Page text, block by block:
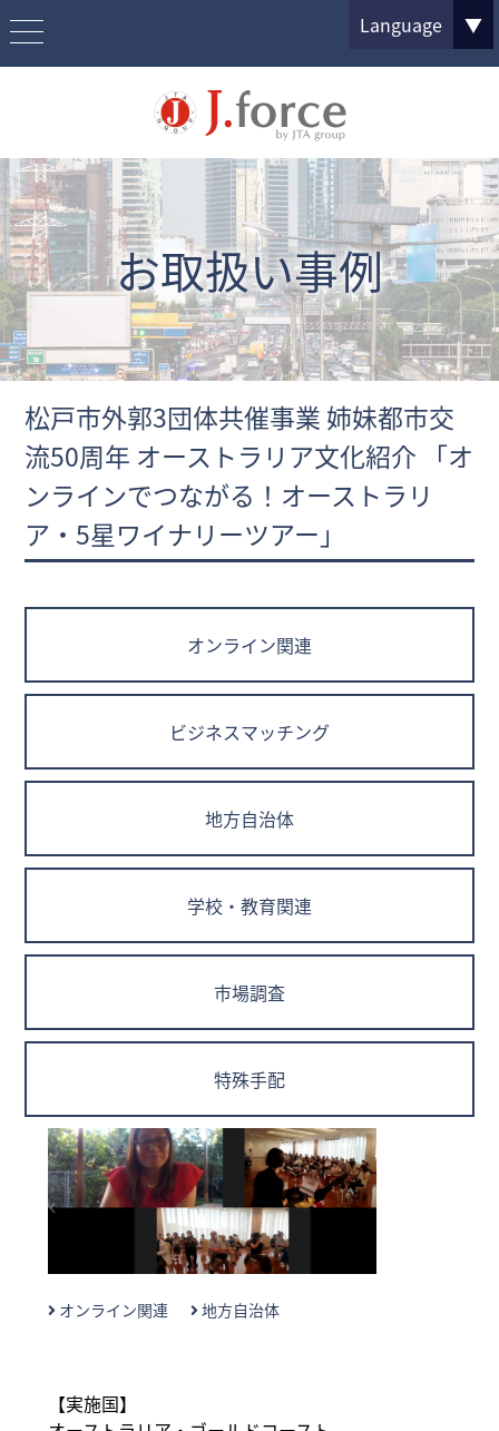
Language ▼
お取扱い事例
松戸市外郭3団体共催事業 姉妹都市交
流50周年 オーストラリア文化紹介 「オ
ンラインでつながる！オーストラリ
ア・5星ワイナリーツアー」
オンライン関連
ビジネスマッチング
地方自治体
学校・教育関連
市場調査
特殊手配
オンライン関連 地方自治体
【実施国】